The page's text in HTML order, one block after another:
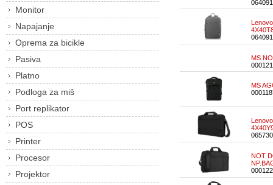
Monitor
Napajanje
Oprema za bicikle
Pasiva
Platno
Podloga za miš
Port replikator
POS
Printer
Procesor
Projektor
MS
MS
NOT